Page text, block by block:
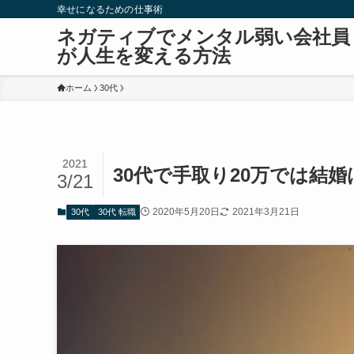
幸せになるための仕事術
ネガティブでメンタル弱い会社員
が人生を変える方法
ホーム 30代
30代で手取り20万では結
2021
3/21
30代 30代 転職 2020年5月20日 2021年3月21日